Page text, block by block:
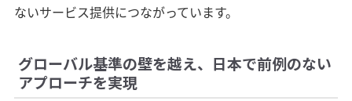
ないサービス提供につながっています。
グローバル基準の壁を越え、日本で前例のない
アプローチを実現